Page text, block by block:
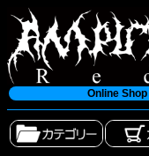
Online Shop